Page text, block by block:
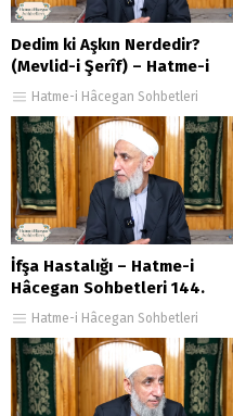
Dedim ki Aşkın Nerdedir?
(Mevlid-i Şerîf) – Hatme-i
Hâcegan Sohbetleri 68.
Hatme-i Hâcegan Sohbetleri
İfşa Hastalığı – Hatme-i
Hâcegan Sohbetleri 144.
BölümHatme-i Hâcegan Sohbetleri